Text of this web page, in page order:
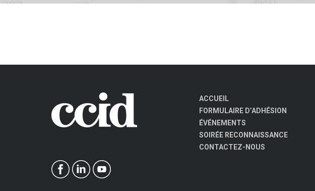
ACCUEIL
FORMULAIRE D’ADHÉSION
ÉVÉNEMENTS
SOIRÉE RECONNAISSANCE
CONTACTEZ-NOUS